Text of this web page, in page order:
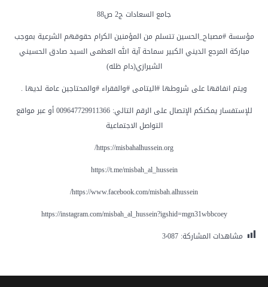
جامع السعادات ج2 ص88
مؤسسة #مصباح_الحسين تتسلم من المؤمنين الكرام حقوقهم الشرعية بموجب
مباركة المرجع الديني الكبير سماحة آية الله العظمى السيد صادق الحسيني
الشيرازي(دام ظله)
ويتم انفاقها على شروطها #اليتامى #والفقراء #والمحتاجين عامة لديها .
للإستفسار يمكنكم الإتصال على الرقم التالي: 009647729911366 أو عبر مواقع
التواصل الاجتماعية
‏https://t.me/misbah_al_hussein
‏https://instagram.com/misbah_al_hussein?igshid=mgn31wbbcoey
مشاهدات المشاركة: 3٬087